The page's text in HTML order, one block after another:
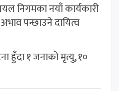
निगमका नयाँ कार्यकारी
पन्छाउने दायित्व
हुँदा १ जनाको मृत्यु, १०